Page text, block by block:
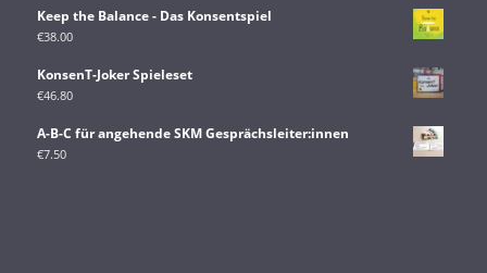
Keep the Balance - Das Konsentspiel
€38.00
KonsenT-Joker Spieleset
€46.80
A-B-C für angehende SKM Gesprächsleiter:innen
€7.50